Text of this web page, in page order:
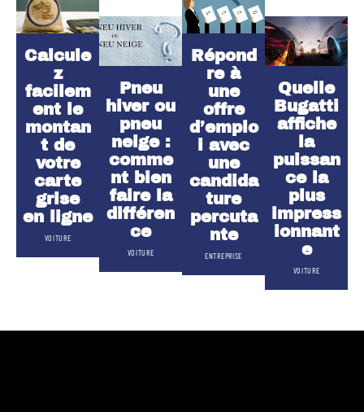
Calcule
z
facilem
ent le
montan
t de
votre
carte
grise
en ligne
VOITURE
Pneu
hiver ou
pneu
neige :
comme
nt bien
faire la
différen
ce
VOITURE
Répond
re à
une
offre
d’emplo
i avec
une
candida
ture
percuta
nte
ENTREPRISE
Quelle
Bugatti
affiche
la
puissan
ce la
plus
impress
ionnant
e
VOITURE